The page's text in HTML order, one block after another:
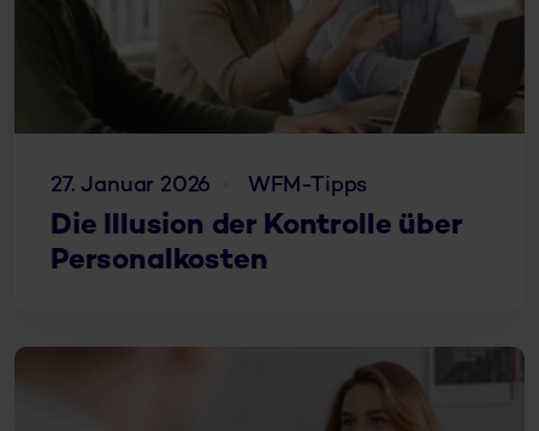
27. Januar 2026 WFM-Tipps
Die Illusion der Kontrolle über
Personalkosten